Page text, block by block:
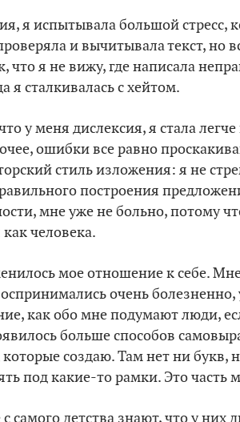
я испытывала большой стресс,
и вычитывала текст, но
я не вижу, где написала
сталкивалась с хейтом.
у меня дислексия, я стала
ошибки все равно
стиль изложения: я не
построения
мне уже не больно, потому
человека.
мое отношение к себе.
очень болезненно,
как обо мне подумают люди,
больше способов
создаю. Там нет ни букв,
под какие-то рамки. Это часть
самого детства знают, что у них